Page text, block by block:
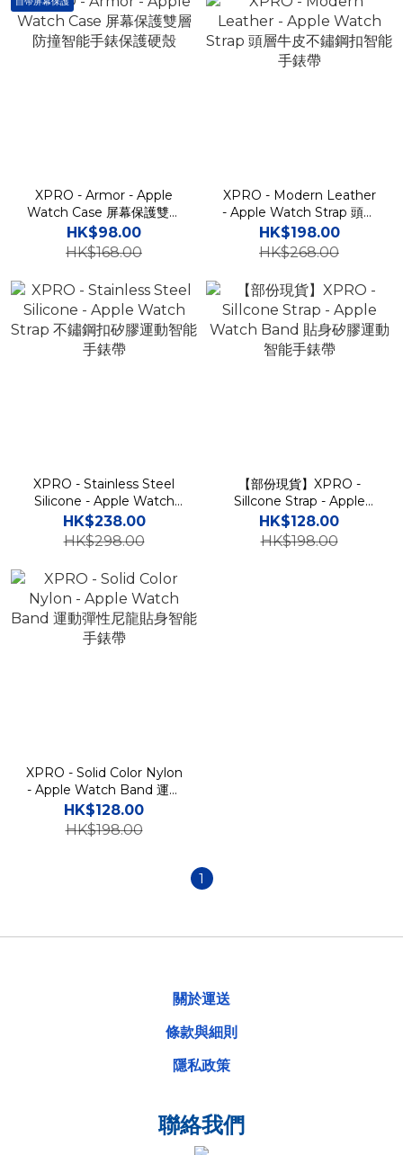
XPRO - Armor - Apple
Watch Case 屏幕保護雙層
防撞智能手錶保護硬殼
HK$98.00
HK$168.00
XPRO - Modern Leather
- Apple Watch Strap 頭層
牛皮不鏽鋼扣智能手錶帶
HK$198.00
HK$268.00
XPRO - Stainless Steel
Silicone - Apple Watch
Strap 不鏽鋼扣矽膠運動智
能手錶帶
HK$238.00
HK$298.00
【部份現貨】XPRO -
Sillcone Strap - Apple
Watch Band 貼身矽膠運動
智能手錶帶
HK$128.00
HK$198.00
XPRO - Solid Color Nylon
- Apple Watch Band 運動
彈性尼龍貼身智能手錶帶
HK$128.00
HK$198.00
1
關於運送
條款與細則
隱私政策
聯絡我們